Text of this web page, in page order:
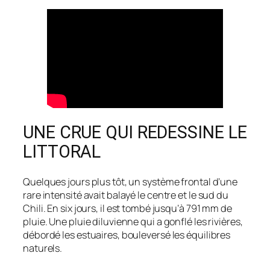
UNE CRUE QUI REDESSINE LE
LITTORAL
Quelques jours plus tôt, un système frontal d’une
rare intensité avait balayé le centre et le sud du
Chili. En six jours, il est tombé jusqu’à 791 mm de
pluie. Une pluie diluvienne qui a gonflé les rivières,
débordé les estuaires, bouleversé les équilibres
naturels.